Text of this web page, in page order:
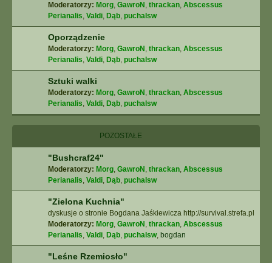
Moderatorzy: Morg, GawroN , thrackan, Abscessus
Perianalis, Valdi, Dąb, puchalsw
Oporządzenie
Moderatorzy: Morg, GawroN , thrackan, Abscessus
Perianalis, Valdi, Dąb, puchalsw
Sztuki walki
Moderatorzy: Morg, GawroN , thrackan, Abscessus
Perianalis, Valdi, Dąb, puchalsw
POZOSTAŁE
"Bushcraf24"
Moderatorzy: Morg, GawroN , thrackan, Abscessus
Perianalis, Valdi, Dąb, puchalsw
"Zielona Kuchnia"
dyskusje o stronie Bogdana Jaśkiewicza http://survival.strefa.pl
Moderatorzy: Morg, GawroN , thrackan, Abscessus
Perianalis, Valdi, Dąb, puchalsw, bogdan
"Leśne Rzemiosło"